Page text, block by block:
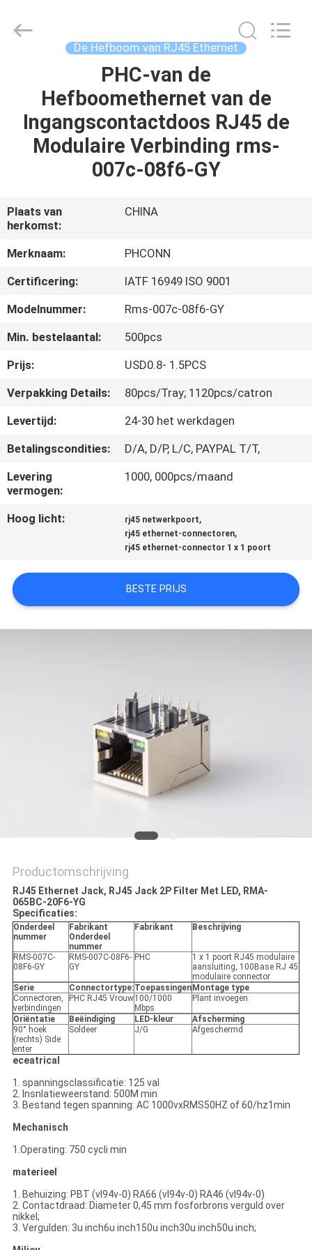
PRODUCTEN
ONGEVEER
FABRIEKSREIS
KWALITEITSCONTROLE
CONTACTEER
ONS
VR
SHOW
SITEMAP
PRIVACY
POLICY
De Hefboom van RJ45 Ethernet
PHC-van de
Hefboomethernet van de
Ingangscontactdoos RJ45 de
Modulaire Verbinding rms-
007c-08f6-GY
Plaats van
herkomst:
CHINA
Merknaam:
PHCONN
Certificering:
IATF 16949 ISO 9001
Modelnummer:
Rms-007c-08f6-GY
Min. bestelaantal:
500pcs
Prijs:
USD0.8- 1.5PCS
Verpakking Details:
80pcs/Tray; 1120pcs/catron
Levertijd:
24-30 het werkdagen
Betalingscondities:
D/A, D/P, L/C, PAYPAL T/T,
Levering
vermogen:
1000, 000pcs/maand
Hoog licht: rj45 netwerkpoort,
rj45 ethernet-connectoren,
rj45 ethernet-connector 1 x 1 poort
BESTE PRIJS
Productomschrijving
RJ45 Ethernet Jack, RJ45 Jack 2P Filter Met LED, RMA-
065BC-20F6-YG
Specificaties:
Onderdeel
nummer
Fabrikant
Onderdeel
nummer
Fabrikant Beschrijving
RMS-007C-
08F6-GY
RMS-007C-08F6-
GY
PHC
1 x 1 poort RJ45 modulaire
aansluiting, 100Base RJ 45
modulaire connector
Serie
Connectortype:Toepassingen Montage type
Connectoren,
verbindingen
PHC RJ45 Vrouw100/1000
Mbps
Plant invoegen
Oriëntatie Beëindiging LED-kleur
Afscherming
90° hoek
(rechts) Side
enter
Soldeer J/G Afgeschermd
eceatrical
1. spanningsclassificatie: 125 val
2. Insnlatieweerstand: 500M min
3. Bestand tegen spanning: AC 1000vxRMS50HZ of 60/hz1min
Mechanisch
1.Operating: 750 cycli min
materieel
1. Behuizing: PBT (vl94v-0) RA66 (vl94v-0) RA46 (vl94v-0)
2. Contactdraad: Diameter 0,45 mm fosforbrons verguld over
nikkel;
3. Vergulden: 3u inch6u inch150u inch30u inch50u inch;